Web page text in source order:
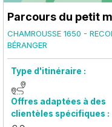
Parcours du petit
CHAMROUSSE 1650 -
BÉRANGER
Type d'itinéraire :
Offres adaptées à des
clientèles spécifiques :